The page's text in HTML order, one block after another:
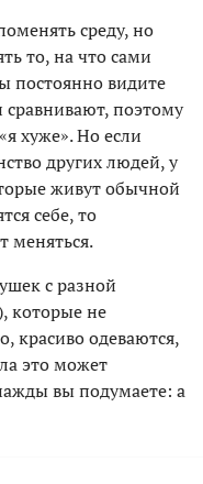
среду, но
то, на что сами
постоянно видите
поэтому
хуже». Но если
других людей, у
живут обычной
себе, то
меняться.
с разной
которые не
красиво одеваются,
это может
вы подумаете: а